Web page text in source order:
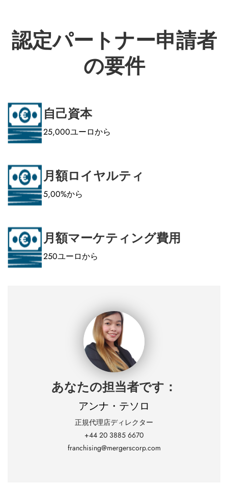
認定パートナー申請者
の要件
自己資本
25,000ユーロから
月額ロイヤルティ
5,00%から
月額マーケティング費用
250ユーロから
あなたの担当者です：
アンナ・テソロ
正規代理店ディレクター
+44 20 3885 6670
franchising@mergerscorp.com